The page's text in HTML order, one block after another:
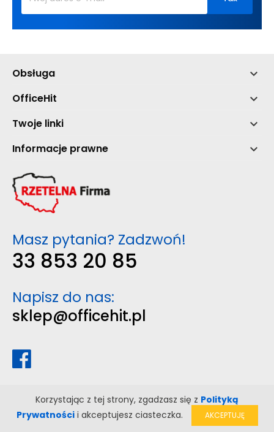
Obsługa 
OfficeHit 
Twoje linki 
Informacje prawne 
Masz pytania? Zadzwoń!
33 853 20 85
Napisz do nas:
sklep@officehit.pl
Korzystając z tej strony, zgadzasz się z Polityką
Prywatnościi akceptujesz ciasteczka. AKCEPTUJĘ